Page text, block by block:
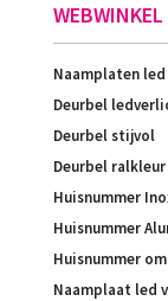
WEBWINKEL
Naamplaten led
Deurbel
Deurbel stijvol
Deurbel ralkleur
Huisnummer
Huisnummer
Huisnummer
Naamplaat led